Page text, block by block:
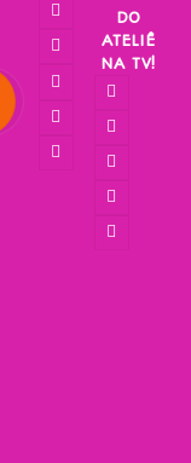
DO
ATELIÊ
NA TV!